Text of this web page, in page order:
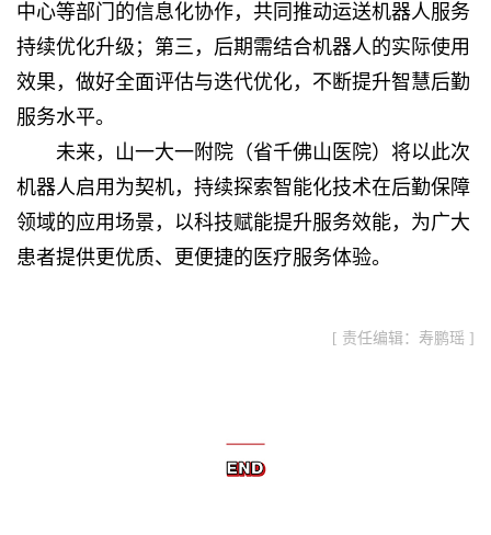
中心等部门的信息化协作，共同推动运送机器人服务
持续优化升级；第三，后期需结合机器人的实际使用
效果，做好全面评估与迭代优化，不断提升智慧后勤
服务水平。
未来， 山一大一附院（省千佛山医院） 将以此次
机器人启用为契机，持续探索智能化技术在后勤保障
领域的应用场景，以科技赋能提升服务效能，为广大
患者提供更优质、更便捷的医疗服务体验。
[ 责任编辑：寿鹏瑶 ]